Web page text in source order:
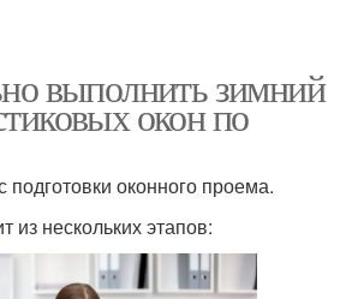
выполнить зимний
окон по
подготовки оконного проема.
из нескольких этапов: